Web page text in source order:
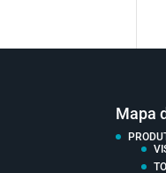
Mapa